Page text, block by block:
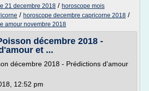
21 decembre 2018 / horoscope mois
/ horoscope decembre capricorne 2018 /
amour novembre 2018
décembre 2018 -
et ...
décembre 2018 - Prédictions d'amour
12:52 pm